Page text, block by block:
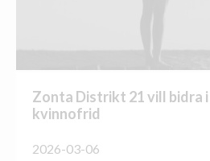
Zonta Distrikt 21 vill bidra
kvinnofrid
2026-03-06